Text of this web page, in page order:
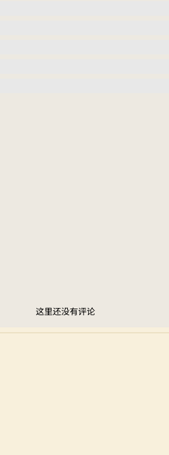
这里还没有评论